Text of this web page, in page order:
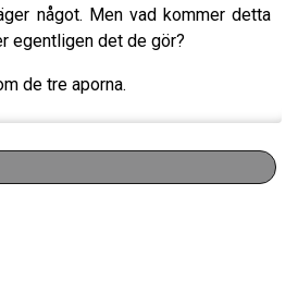
något. Men vad kommer detta
egentligen det de gör?
de tre aporna.